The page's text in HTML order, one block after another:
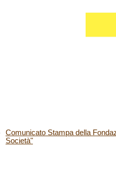
Comunicato Stampa della
Società"